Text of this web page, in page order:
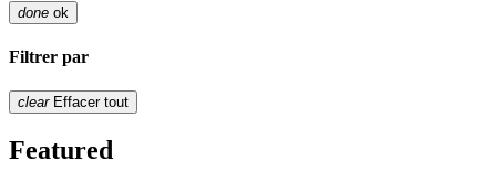
done ok
Filtrer par
clear Effacer tout
Featured